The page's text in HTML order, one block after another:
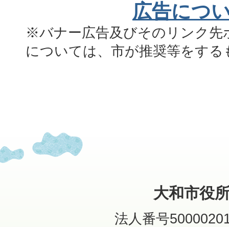
広告につ
※バナー広告及びそのリンク先
については、市が推奨等をす
大和市役
法人番号